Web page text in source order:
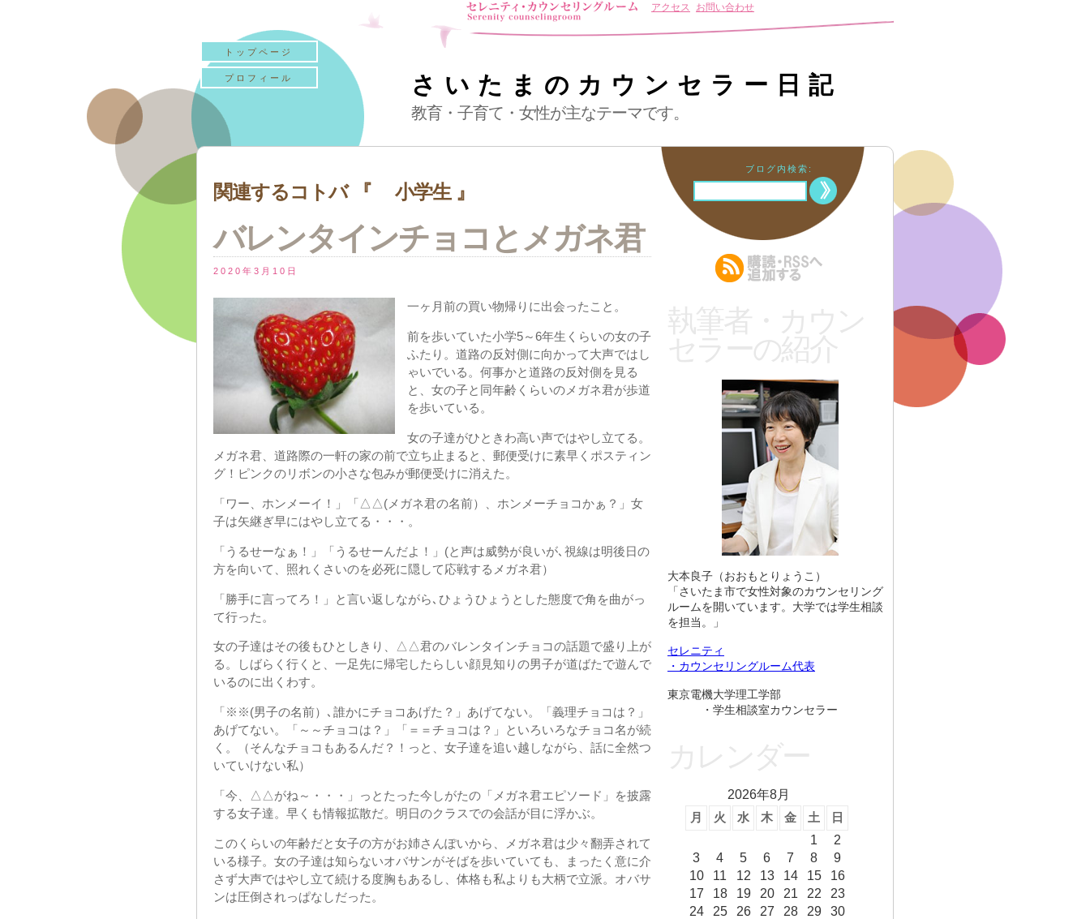
トップページ
プロフィール さいたまのカウンセラー日記
教育・子育て・女性が主なテーマです。
アクセス お問い合わせ
関連するコトバ 『 小学生 』
バレンタインチョコとメガネ君
2020年3月10日
一ヶ月前の買い物帰りに出会ったこと。
前を歩いていた小学5～6年生くらいの女の子
ふたり。道路の反対側に向かって大声ではし
ゃいでいる。何事かと道路の反対側を見る
と、女の子と同年齢くらいのメガネ君が歩道
を歩いている。
女の子達がひときわ高い声ではやし立てる。
メガネ君、道路際の一軒の家の前で立ち止まると、郵便受けに素早くポスティン
グ！ピンクのリボンの小さな包みが郵便受けに消えた。
「ワー、ホンメーイ！」「△△(メガネ君の名前）、ホンメーチョコかぁ？」女
子は矢継ぎ早にはやし立てる・・・。
「うるせーなぁ！」「うるせーんだよ！」(と声は威勢が良いが､視線は明後日の
方を向いて、照れくさいのを必死に隠して応戦するメガネ君）
「勝手に言ってろ！」と言い返しながら､ひょうひょうとした態度で角を曲がっ
て行った。
女の子達はその後もひとしきり、△△君のバレンタインチョコの話題で盛り上が
る。しばらく行くと、一足先に帰宅したらしい顔見知りの男子が道ばたで遊んで
いるのに出くわす。
「※※(男子の名前）､誰かにチョコあげた？」あげてない。「義理チョコは？」
あげてない。「～～チョコは？」「＝＝チョコは？」といろいろなチョコ名が続
く。（そんなチョコもあるんだ？！っと、女子達を追い越しながら、話に全然つ
いていけない私）
「今、△△がね～・・・」っとたった今しがたの「メガネ君エピソード」を披露
する女子達。早くも情報拡散だ。明日のクラスでの会話が目に浮かぶ。
このくらいの年齢だと女子の方がお姉さんぽいから、メガネ君は少々翻弄されて
いる様子。女の子達は知らないオバサンがそばを歩いていても、まったく意に介
さず大声ではやし立て続ける度胸もあるし、体格も私よりも大柄で立派。オバサ
ンは圧倒されっぱなしだった。
ブログ内検索:
大本良子（おおもとりょうこ）
「さいたま市で女性対象のカウンセリング
ルームを開いています。大学では学生相談
を担当。」
セレニティ
・カウンセリングルーム代表
東京電機大学理工学部
・学生相談室カウンセラー
2026年8月
月 火 水 木 金 土 日
1
2
3
4 5 6 7 8
9
10
11 12 13 14 15
16
17
18 19 20 21 22
23
24
25 26 27 28 29
30